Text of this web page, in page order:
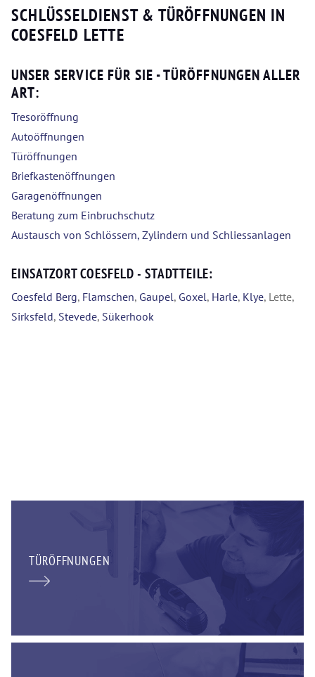
SCHLÜSSELDIENST & TÜRÖFFNUNGEN IN
COESFELD LETTE
UNSER SERVICE FÜR SIE - TÜRÖFFNUNGEN ALLER
ART:
Tresoröffnung
Autoöffnungen
Türöffnungen
Briefkastenöffnungen
Garagenöffnungen
Beratung zum Einbruchschutz
Austausch von Schlössern, Zylindern und Schliessanlagen
EINSATZORT COESFELD - STADTTEILE:
Coesfeld Berg, Flamschen, Gaupel, Goxel, Harle, Klye, Lette,
Sirksfeld, Stevede, Sükerhook
TÜRÖFFNUNGEN